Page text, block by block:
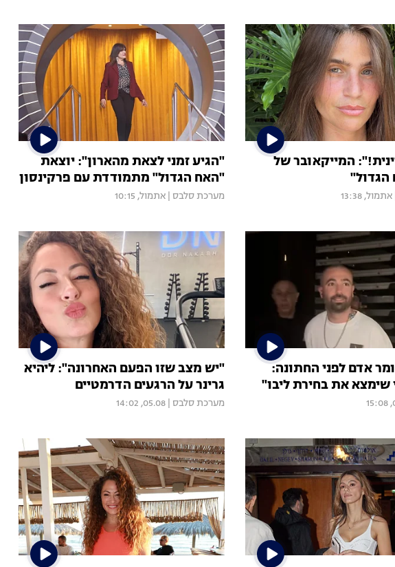
המייקאובר של
הגדול"
אתמול, 13:38
"הגיע זמני לצאת מהארון": יוצאת
"האח הגדול" מתמודדת עם פרקינסון
מערכת סלבס אתמול, 10:15
אדם לפני החתונה:
את בחירת ליבו"
"יש מצב שזו הפעם האחרונה": ליהיא
גרינר על הרגעים הדרמטיים
מערכת סלבס 05.08, 14:02